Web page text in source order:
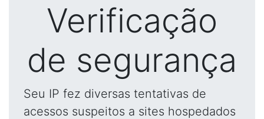
Verificação
de segurança
Seu IP fez diversas tentativas de
acessos suspeitos a sites hospedados